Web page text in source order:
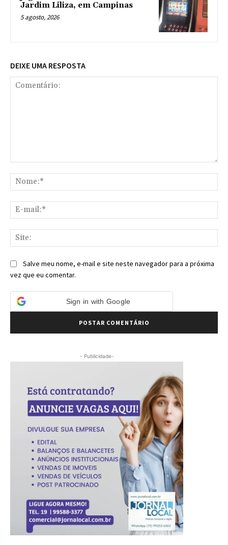
Jardim Liliza, em Campinas
5 agosto, 2026
DEIXE UMA RESPOSTA
Salve meu nome, e-mail e site neste navegador para a próxima
vez que eu comentar.
Sign in with Google
- Publicidade-